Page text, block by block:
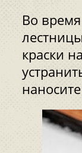
Во
краски